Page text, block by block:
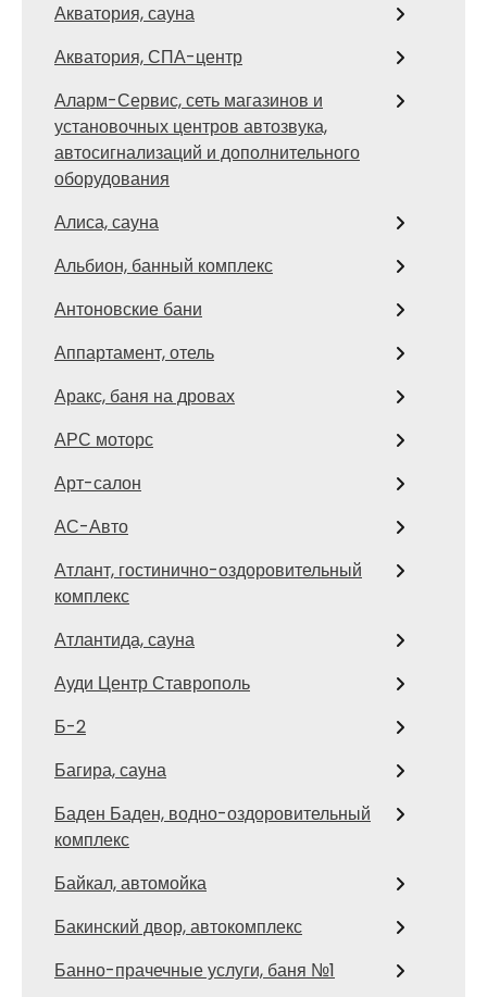
Акватория, сауна
Акватория, СПА-центр
Аларм-Сервис, сеть магазинов и
установочных центров автозвука,
автосигнализаций и дополнительного
оборудования
Алиса, сауна
Альбион, банный комплекс
Антоновские бани
Аппартамент, отель
Аракс, баня на дровах
АРС моторс
Арт-салон
АС-Авто
Атлант, гостинично-оздоровительный
комплекс
Атлантида, сауна
Ауди Центр Ставрополь
Б-2
Багира, сауна
Баден Баден, водно-оздоровительный
комплекс
Байкал, автомойка
Бакинский двор, автокомплекс
Банно-прачечные услуги, баня №1